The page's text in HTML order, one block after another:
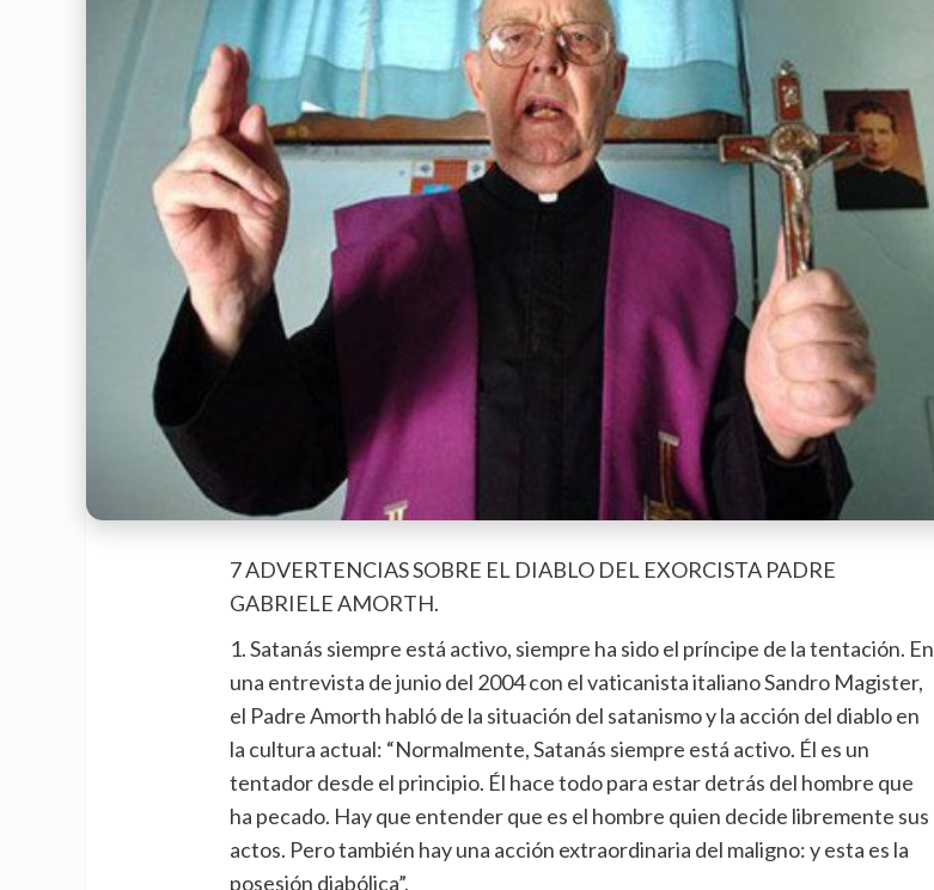
7 ADVERTENCIAS SOBRE EL DIABLO DEL EXORCISTA PADRE
GABRIELE AMORTH.
1. Satanás siempre está activo, siempre ha sido el príncipe de la tentación. En
una entrevista de junio del 2004 con el vaticanista italiano Sandro Magister,
el Padre Amorth habló de la situación del satanismo y la acción del diablo en
la cultura actual: “Normalmente, Satanás siempre está activo. Él es un
tentador desde el principio. Él hace todo para estar detrás del hombre que
ha pecado. Hay que entender que es el hombre quien decide libremente sus
actos. Pero también hay una acción extraordinaria del maligno: y esta es la
posesión diabólica”.